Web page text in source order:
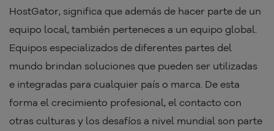
HostGator, significa que además de hacer parte de un
equipo local, también perteneces a un equipo global.
Equipos especializados de diferentes partes del
mundo brindan soluciones que pueden ser utilizadas
e integradas para cualquier país o marca. De esta
forma el crecimiento profesional, el contacto con
otras culturas y los desafíos a nivel mundial son parte